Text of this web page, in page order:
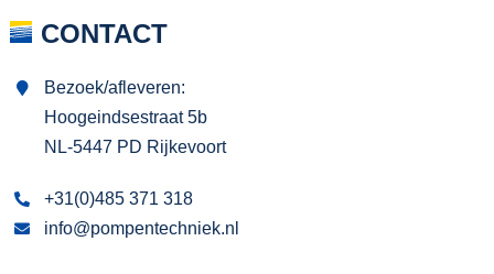
CONTACT
Bezoek/afleveren:
Hoogeindsestraat 5b
NL-5447 PD Rijkevoort
+31(0)485 371 318
info@pompentechniek.nl